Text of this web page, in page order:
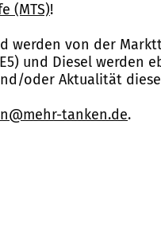
(MTS)!
werden von der
und Diesel werden
oder Aktualität
tanken.de.